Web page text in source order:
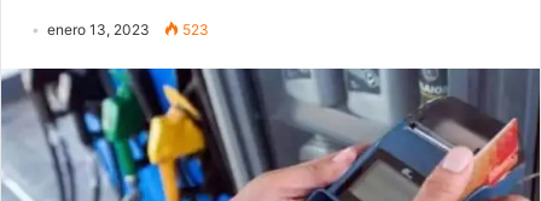
enero 13, 2023 523